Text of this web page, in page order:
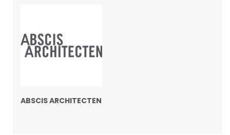
ABSCIS ARCHITECTEN